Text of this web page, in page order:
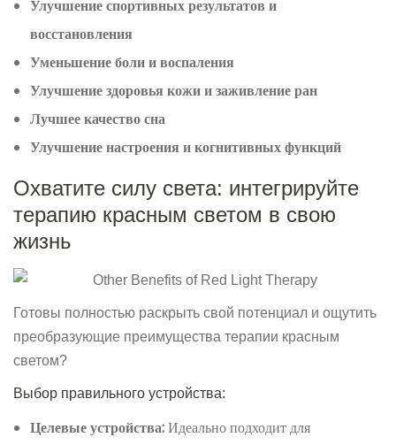
Улучшение спортивных результатов и
восстановления
Уменьшение боли и воспаления
Улучшение здоровья кожи и заживление ран
Лучшее качество сна
Улучшение настроения и когнитивных функций
Охватите силу света: интегрируйте
терапию красным светом в свою
жизнь
Готовы полностью раскрыть свой потенциал и ощутить
преобразующие преимущества терапии красным
светом?
Выбор правильного устройства:
Целевые устройства:Идеально подходит для